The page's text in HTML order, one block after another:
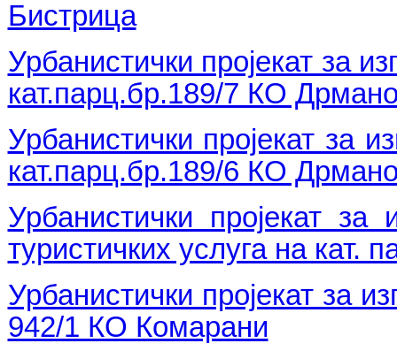
Бистрица
Урбанистички пројекат за
кат.парц.бр.189/7 КО
Урбанистички пројекат за
кат.парц.бр.189/6 КО
Урбанистички пројекат
туристичких услуга на кат.
Урбанистички пројекат за
942/1 КО Комарани